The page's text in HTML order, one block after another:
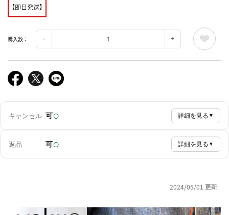
【即日発送】
購入数：
キャンセル 可○ 詳細を見る ▼
返品 可○ 詳細を見る ▼
2024/05/01 更新